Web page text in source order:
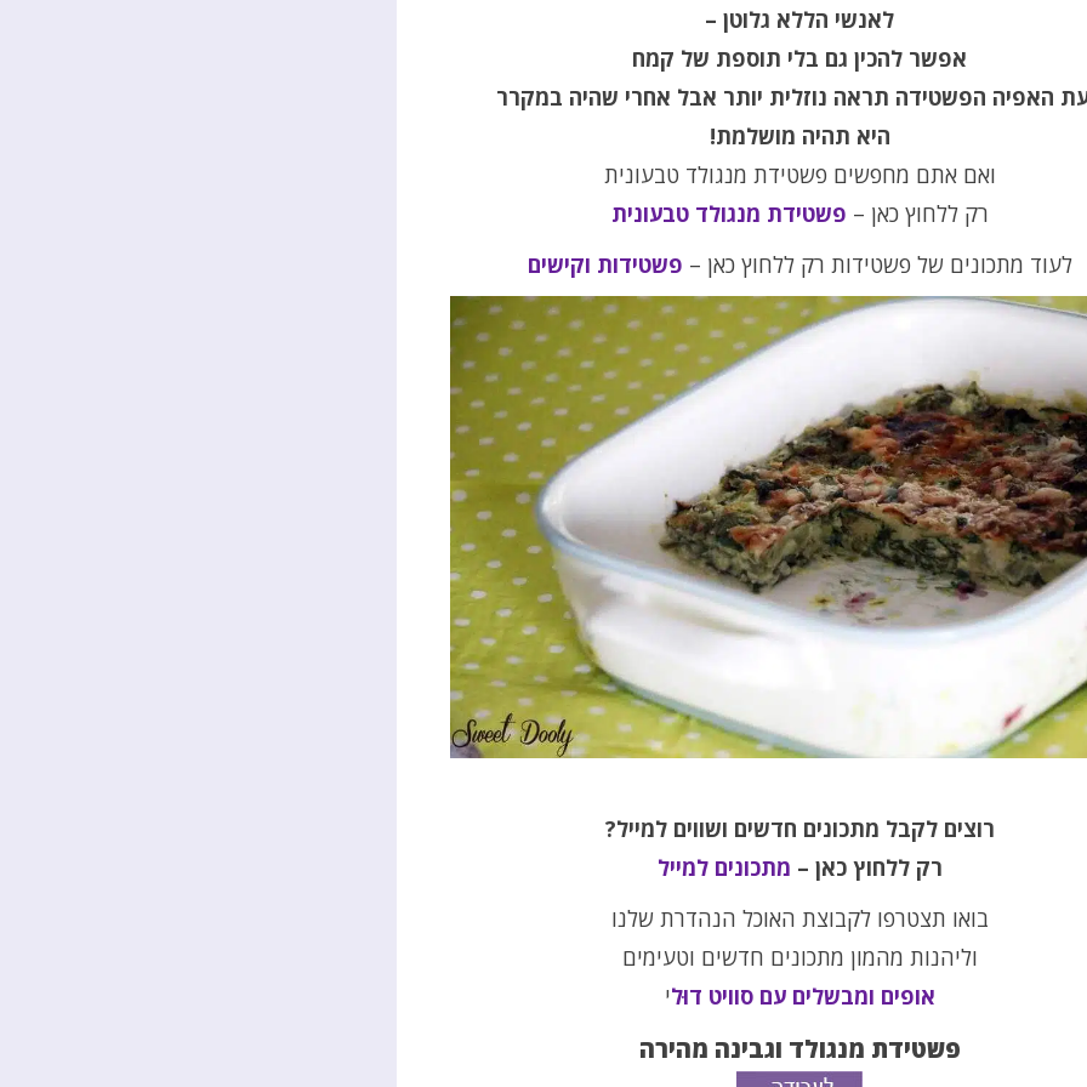
לאנשי הללא גלוטן –
אפשר להכין גם בלי תוספת של קמח
האפיה הפשטידה תראה נוזלית יותר אבל אחרי שהיה במקרר
היא תהיה מושלמת!
ואם אתם מחפשים פשטידת מנגולד טבעונית
רק ללחוץ כאן – פשטידת מנגולד טבעונית
לעוד מתכונים של פשטידות רק ללחוץ כאן – פשטידות וקישים
רוצים לקבל מתכונים חדשים ושווים למייל?
רק ללחוץ כאן – מתכונים למייל
בואו תצטרפו לקבוצת האוכל הנהדרת שלנו
וליהנות מהמון מתכונים חדשים וטעימים
אופים ומבשלים עם סוויט דוּלי
פשטידת מנגולד וגבינה מהירה